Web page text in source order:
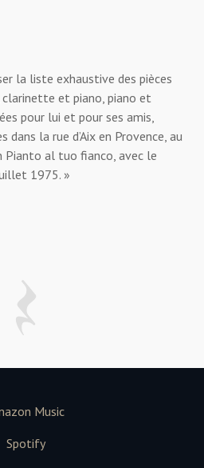
la liste exhaustive des pièces
et piano, piano et
pour lui et pour ses amis,
la rue d’Aix en Provence, au
Pianto al tuo fianco, avec le
1975. »
Music
Spotify